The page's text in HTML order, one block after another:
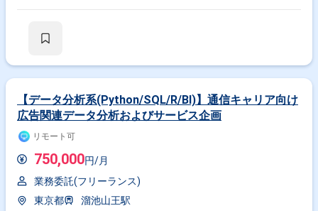
（他部門・外部ベンダー）との連携・調整 ・データ基盤に関するベストプ
Terraform, GitHub Actions DB：BigQuery, Redshift, Snowflake, Pinecone
インフラ：Google Cloud, AWS, Azure ■働き方 稼働量：週5日 リモート稼
働：フルリモート フレックス稼働:可能 （日中帯に連絡が取れることは必
須で、コアタイムや指定はありませんが基本的には、日中帯に稼働できる
方を優先いたします。） 関わるサービス・プロダクト ■企業について デー
タ活用支援・AI開発・データ基盤構築の受託開発に加え、AIモデル開発の
自動化ツールやオンライン定性調査ツールなどの自社プロダクト開発を展
開する、データとAIのプロフェッショナル集団です。 ■プロダクトについ
て クライアント向けのデータ基盤構築支援（受託）および、自社プロダク
ト・メディア運営を支える社内データ基盤の開発に携わります。生成AIを
【データ分析系(Python/SQL/R/BI)】通信キャリア向け
広告関連データ分析およびサービス企画
リモート可
750,000円/月
業務委託(フリーランス)
東京都
溜池山王駅